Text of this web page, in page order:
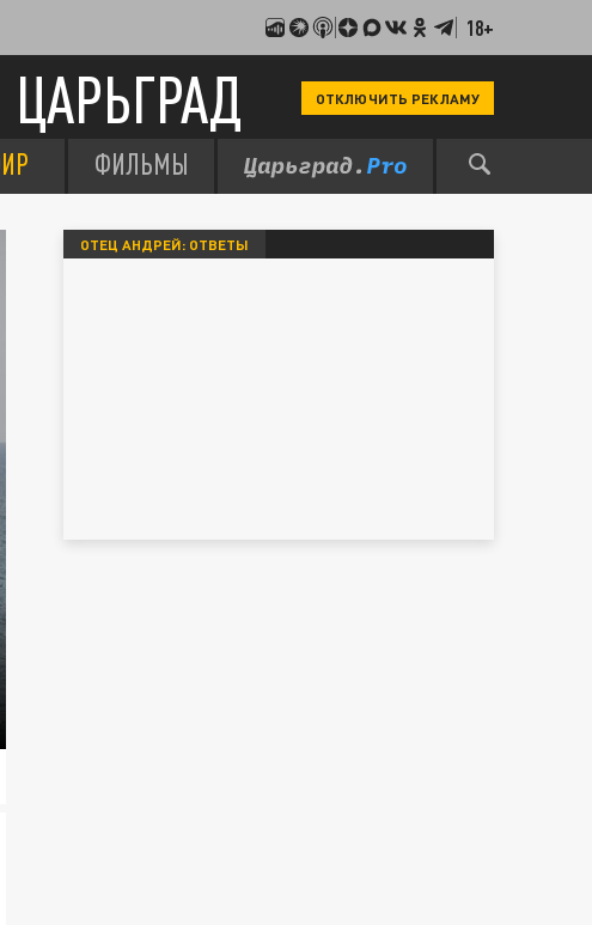
18+
ЦАРЬГРАД ОТКЛЮЧИТЬ РЕКЛАМУ
ФИЛЬМЫ
ОТЕЦ АНДРЕЙ: ОТВЕТЫ